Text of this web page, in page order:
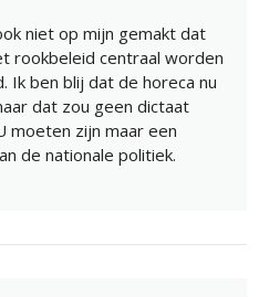
niet op mijn gemakt dat
rookbeleid centraal worden
Ik ben blij dat de horeca nu
dat zou geen dictaat
moeten zijn maar een
de nationale politiek.